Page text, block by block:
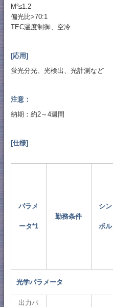
M²≤1.2
偏光比>70:1
TEC温度制御、空冷
[応用]
蛍光分光、光検出、光計測など
注意：
納期：約2～4週間
[仕様]
パラメ
ータ*1
勤務条件
シン
ボル
光学パラメータ
出力パ